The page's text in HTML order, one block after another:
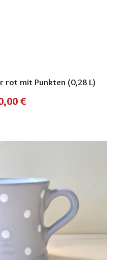
rot mit Punkten (0,28 L)
€